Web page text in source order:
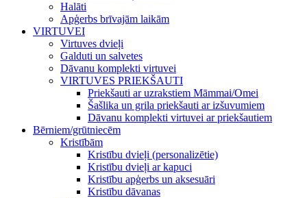
Halāti
Apģerbs brīvajām laikām
VIRTUVEI
Virtuves dvieļi
Galduti un salvetes
Dāvanu komplekti virtuvei
VIRTUVES PRIEKŠAUTI
Priekšauti ar uzrakstiem Māmmai/Omei
Šašlika un grila priekšauti ar izšuvumiem
Dāvanu komplekti virtuvei ar priekšautiem
Bērniem/grūtniecēm
Kristībām
Kristību dvieļi (personalizētie)
Kristību dvieļi ar kapuci
Kristību apģerbs un aksesuāri
Kristību dāvanas